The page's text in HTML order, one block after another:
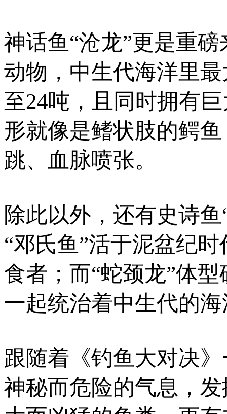
神话鱼“沧龙”更是重
动物，中生代海洋里
至24吨，且同时拥有
形就像是鳍状肢的鳄
跳、血脉喷张。
除此以外，还有史诗
“邓氏鱼”活于泥盆纪
食者；而“蛇颈龙”体
一起统治着中生代的
跟随着《钓鱼大对决
神秘而危险的气息，